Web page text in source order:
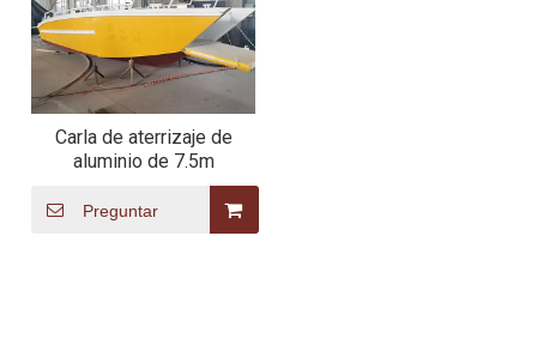
Carla de aterrizaje de
aluminio de 7.5m
Preguntar